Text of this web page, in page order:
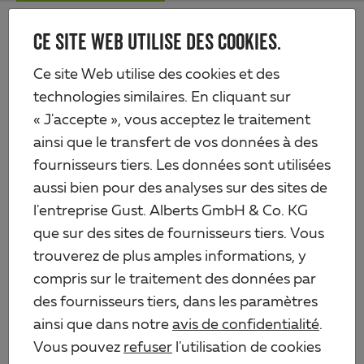
CE SITE WEB UTILISE DES COOKIES.
Ce site Web utilise des cookies et des
technologies similaires. En cliquant sur
« J'accepte », vous acceptez le traitement
ainsi que le transfert de vos données à des
fournisseurs tiers. Les données sont utilisées
aussi bien pour des analyses sur des sites de
l'entreprise Gust. Alberts GmbH & Co. KG
que sur des sites de fournisseurs tiers. Vous
trouverez de plus amples informations, y
compris sur le traitement des données par
des fournisseurs tiers, dans les paramètres
ainsi que dans notre avis de confidentialité.
Vous pouvez refuser l'utilisation de cookies
Skip
content
Alberts
Produits Quincaillerie Ferrures pour caisses Penture anglaise large